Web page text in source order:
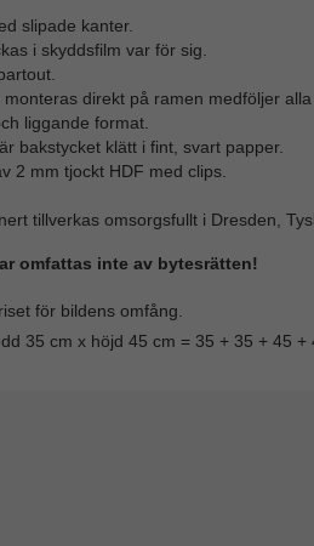
slipade kanter.
i skyddsfilm var för sig.
direkt på ramen medföljer
liggande format.
bakstycket klätt i fint, svart papper.
2 mm tjockt HDF med clips.
tillverkas omsorgsfullt i Dresden,
omfattas inte av bytesrätten!
för bildens omfång.
35 cm x höjd 45 cm = 35 + 35 + 45